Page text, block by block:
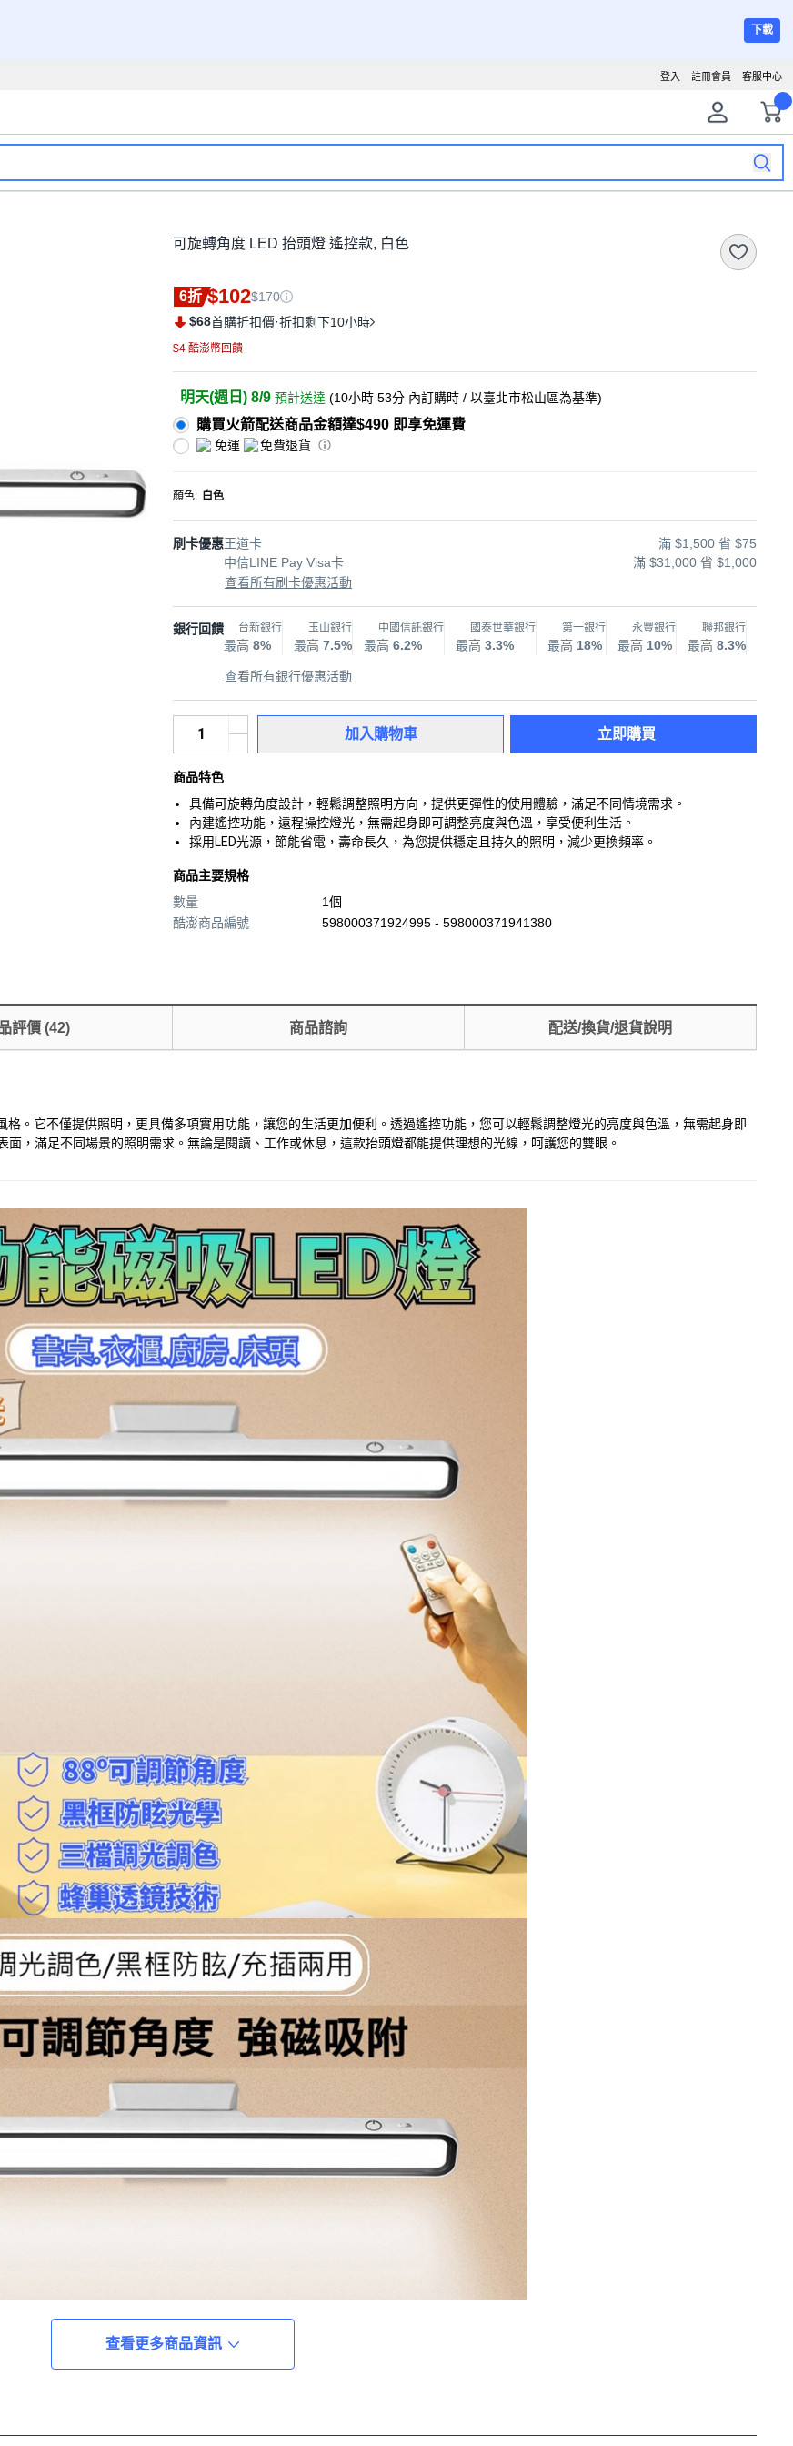
下載
客服中心
註冊會員
登入
可旋轉角度 LED 抬頭燈 遙控款, 白色
6折 $102$170
$68首購折扣價·折扣剩下10小時
$4 酷澎幣回饋
明天(週日) 8/9 預計送達 (10小時 53分 內訂購時 / 以臺北市松山區為基準)
購買火箭配送商品金額達$490 即享免運費
免運 免費退貨
顏色: 白色
刷卡優惠王道卡
滿 $1,500 省 $75
中信LINE Pay Visa卡
滿 $31,000 省 $1,000
查看所有刷卡優惠活動
銀行回饋 台新銀行
最高 8%
玉山銀行
最高 7.5%
中國信託銀行
最高 6.2%
國泰世華銀行
最高 3.3%
第一銀行
最高 18%
永豐銀行
最高 10%
聯邦銀行
最高 8.3%
查看所有銀行優惠活動
加入購物車 立即購買
商品特色
具備可旋轉角度設計，輕鬆調整照明方向，提供更彈性的使用體驗，滿足不同情境需求。
內建遙控功能，遠程操控燈光，無需起身即可調整亮度與色溫，享受便利生活。
採用LED光源，節能省電，壽命長久，為您提供穩定且持久的照明，減少更換頻率。
商品主要規格
數量
1個
酷澎商品編號
598000371924995 - 598000371941380
評價 (42) 商品諮詢 配送/換貨/退貨說明
。它不僅提供照明，更具備多項實用功能，讓您的生活更加便利。透過遙控功能，您可以輕鬆調整燈光的亮度與色溫，無需起身即
，滿足不同場景的照明需求。無論是閱讀、工作或休息，這款抬頭燈都能提供理想的光線，呵護您的雙眼。
查看更多商品資訊